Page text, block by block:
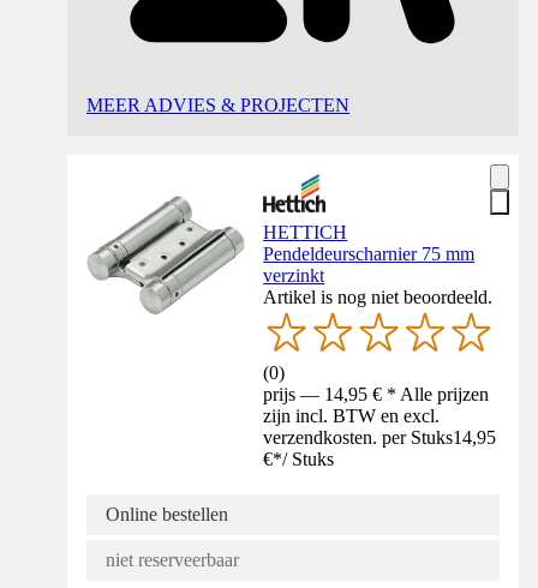
MEER ADVIES & PROJECTEN
HETTICH
Pendeldeurscharnier 75 mm
verzinkt
Artikel is nog niet beoordeeld.
(0)
prijs — 14,95 € * Alle prijzen
zijn incl. BTW en excl.
verzendkosten. per Stuks14,95
€*/ Stuks
Online bestellen
niet reserveerbaar